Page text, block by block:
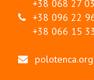
+38 068 27
+38 096 22
+38 066 15